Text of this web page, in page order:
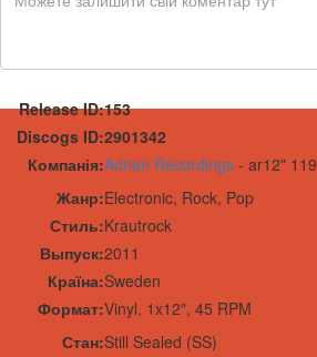
Release ID:153
Discogs ID:2901342
Компанія:Adrian Recordings - ar12" 119
Жанр:Electronic, Rock, Pop
Стиль:Krautrock
Выпуск:2011
Країна:Sweden
Формат:Vinyl, 1x12", 45 RPM
Стан:Still Sealed (SS)